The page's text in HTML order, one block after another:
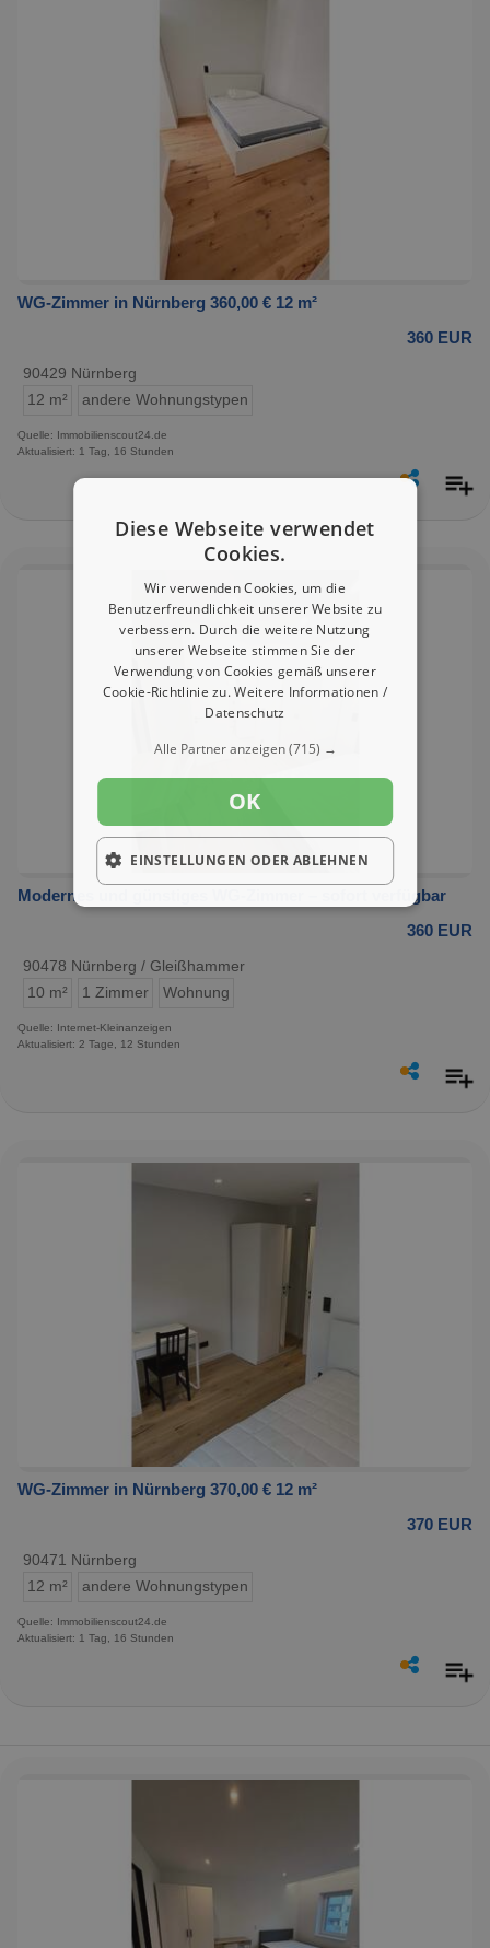
WG-Zimmer in Nürnberg 360,00 € 12 m²
360 EUR
90429 Nürnberg
12 m²
andere Wohnungstypen
Quelle: Immobilienscout24.de
Aktualisiert: 1 Tag, 16 Stunden
Modernes und günstiges WG-Zimmer – sofort verfügbar
360 EUR
90478 Nürnberg / Gleißhammer
10 m²
1 Zimmer Wohnung
Quelle: Internet-Kleinanzeigen
Aktualisiert: 2 Tage, 12 Stunden
WG-Zimmer in Nürnberg 370,00 € 12 m²
370 EUR
90471 Nürnberg
12 m²
andere Wohnungstypen
Quelle: Immobilienscout24.de
Aktualisiert: 1 Tag, 16 Stunden
Diese Webseite verwendet
Cookies.
Wir verwenden Cookies, um die
Benutzerfreundlichkeit unserer Website zu
verbessern. Durch die weitere Nutzung
unserer Webseite stimmen Sie der
Verwendung von Cookies gemäß unserer
Cookie-Richtlinie zu.Weitere Informationen /
Datenschutz
Alle Partner anzeigen(715) →
OK
EINSTELLUNGEN ODER ABLEHNEN